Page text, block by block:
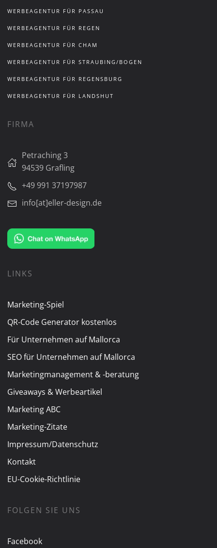
WERBEAGENTUR FÜR PASSAU
WERBEAGENTUR FÜR REGEN
WERBEAGENTUR FÜR CHAM
WERBEAGENTUR FÜR STRAUBING/BOGEN
WERBEAGENTUR FÜR REGENSBURG
WERBEAGENTUR FÜR LANDSHUT
FIRMA
Petraching 3
94539 Grafling
+49 991 37197987
info[at]eller-design.de
LINKS
Marketing-Spiel
QR-Code Generator kostenlos
Für Unternehmen auf Mallorca
SEO für Unternehmen auf Mallorca
Marketingmanagement & -beratung
Giveaways & Werbeartikel
Marketing ABC
Marketing-Zitate
Impressum/Datenschutz
Kontakt
EU-Cookie-Richtlinie
FOLGEN SIE UNS
Facebook